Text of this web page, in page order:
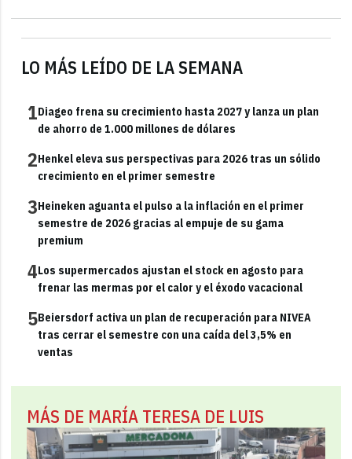
LO MÁS LEÍDO DE LA SEMANA
1Diageo frena su crecimiento hasta 2027 y lanza un plan
de ahorro de 1.000 millones de dólares
2Henkel eleva sus perspectivas para 2026 tras un sólido
crecimiento en el primer semestre
3Heineken aguanta el pulso a la inflación en el primer
semestre de 2026 gracias al empuje de su gama
premium
4Los supermercados ajustan el stock en agosto para
frenar las mermas por el calor y el éxodo vacacional
5Beiersdorf activa un plan de recuperación para NIVEA
tras cerrar el semestre con una caída del 3,5% en
ventas
MÁS DE MARÍA TERESA DE LUIS